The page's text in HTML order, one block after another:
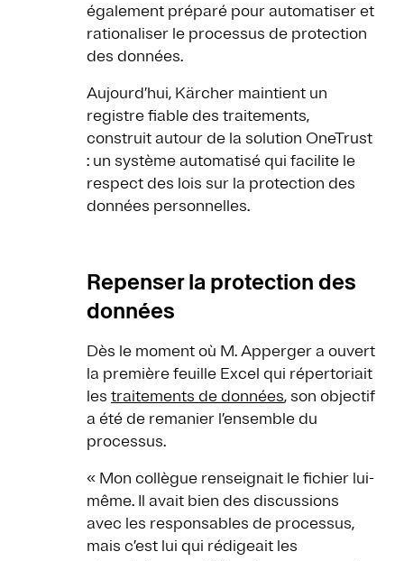
également préparé pour automatiser et
rationaliser le processus de protection
des données.
Aujourd’hui, Kärcher maintient un
registre fiable des traitements,
construit autour de la solution OneTrust
: un système automatisé qui facilite le
respect des lois sur la protection des
données personnelles.
Repenser la protection des
données
Dès le moment où M. Apperger a ouvert
la première feuille Excel qui répertoriait
les traitements de données, son objectif
a été de remanier l’ensemble du
processus.
« Mon collègue renseignait le fichier lui-
même. Il avait bien des discussions
avec les responsables de processus,
mais c’est lui qui rédigeait les